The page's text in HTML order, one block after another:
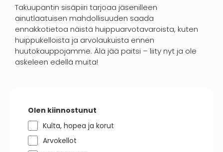
Takuupantin sisäpiiri tarjoaa jäsenilleen
ainutlaatuisen mahdollisuuden saada
ennakkotietoa näistä huippuarvotavaroista, kuten
huippukelloista ja arvolaukuista ennen
huutokauppojamme. Älä jää paitsi – liity nyt ja ole
askeleen edellä muita!
Olen kiinnostunut
Kulta, hopea ja korut
Arvokellot